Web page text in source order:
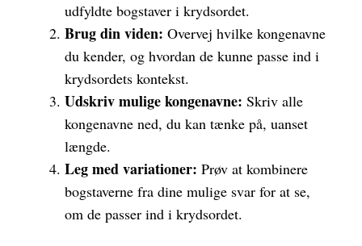
udfyldte bogstaver i krydsordet.
Brug din viden: Overvej hvilke kongenavne
du kender, og hvordan de kunne passe ind i
krydsordets kontekst.
Udskriv mulige kongenavne: Skriv alle
kongenavne ned, du kan tænke på, uanset
længde.
Leg med variationer: Prøv at kombinere
bogstaverne fra dine mulige svar for at se,
om de passer ind i krydsordet.